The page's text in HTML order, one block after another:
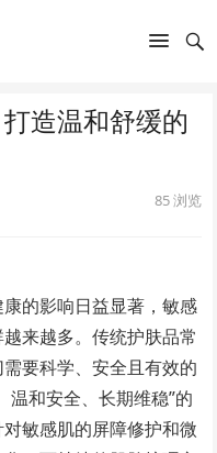
造温和舒缓的
85浏览
的影响日益显著，敏感
来越多。传统护肤品常
要科学、安全且有效的
温和安全、长期维稳”的
敏感肌的屏障修护和微